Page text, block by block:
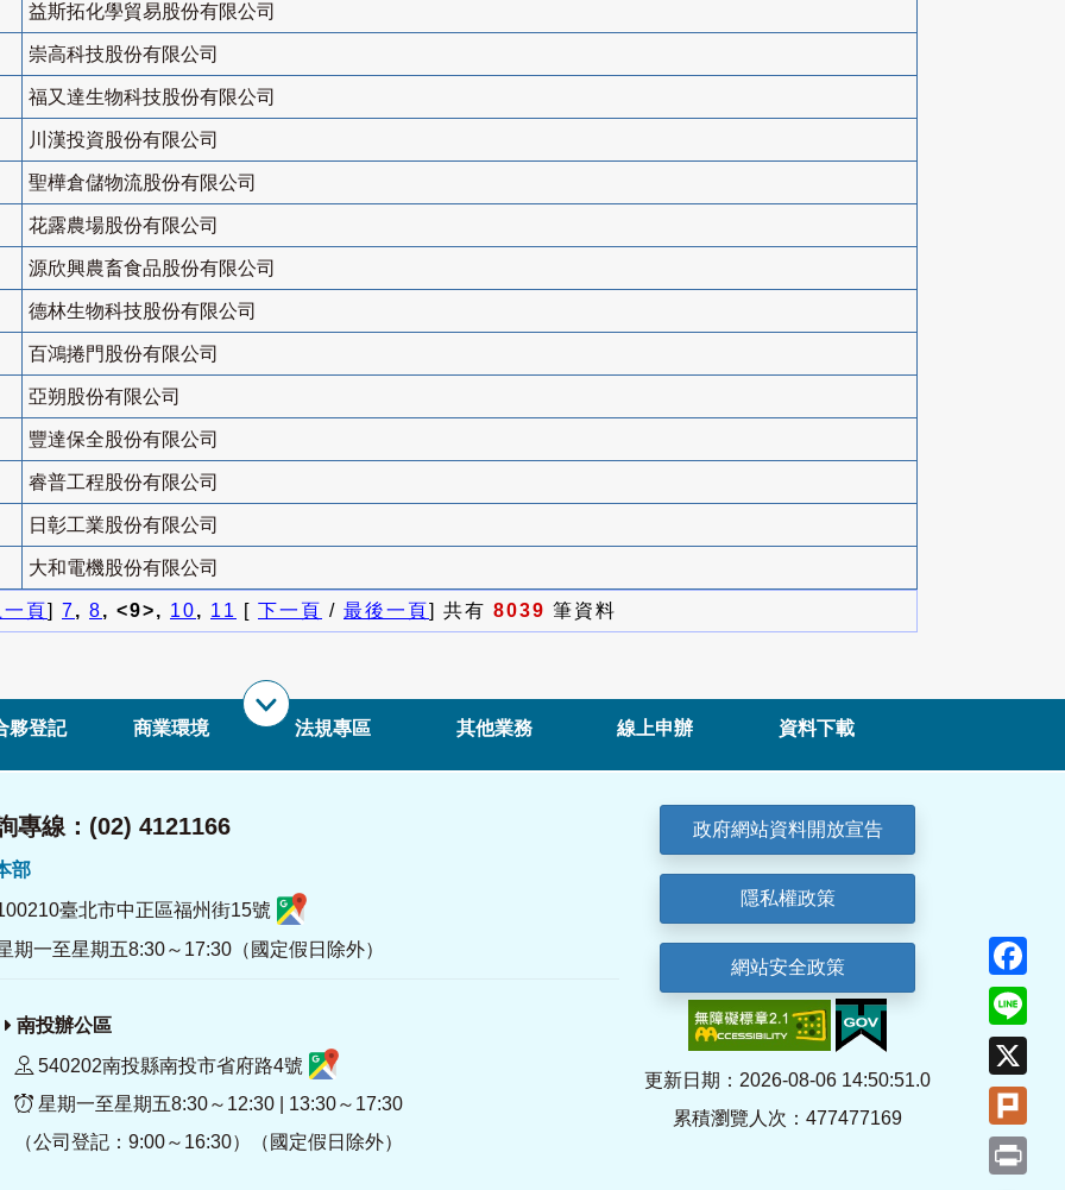
益斯拓化學貿易股份有限公司
崇高科技股份有限公司
福又達生物科技股份有限公司
川漢投資股份有限公司
聖樺倉儲物流股份有限公司
花露農場股份有限公司
源欣興農畜食品股份有限公司
德林生物科技股份有限公司
百鴻捲門股份有限公司
亞朔股份有限公司
豐達保全股份有限公司
睿普工程股份有限公司
日彰工業股份有限公司
大和電機股份有限公司
一頁] 7, 8, <9>, 10, 11 [ 下一頁 / 最後一頁] 共有 8039 筆資料
夥登記 商業環境 法規專區 其他業務 線上申辦 資料下載
專線：(02) 4121166
部
臺北市中正區福州街15號
期一至星期五8:30～17:30（國定假日除外）
南投辦公區
540202南投縣南投市省府路4號
星期一至星期五8:30～12:30 | 13:30～17:30
（公司登記：9:00～16:30）（國定假日除外）
政府網站資料開放宣告
隱私權政策
網站安全政策
更新日期：2026-08-06 14:50:51.0
累積瀏覽人次：477477169